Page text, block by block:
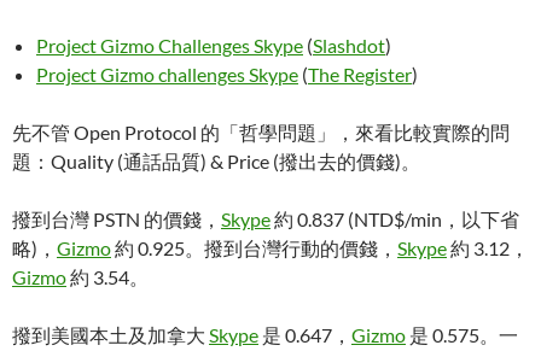
Project Gizmo Challenges Skype (Slashdot)
Project Gizmo challenges Skype (The Register)
先不管 Open Protocol 的「哲學問題」，來看比較實際的問
題：Quality (通話品質) & Price (撥出去的價錢)。
撥到台灣 PSTN 的價錢， Skype約 0.837 (NTD$/min，以下省
略)， Gizmo約 0.925。撥到台灣行動的價錢， Skype約 3.12，
Gizmo約 3.54。
撥到美國本土及加拿大 Skype 是 0.647， Gizmo 是 0.575。一